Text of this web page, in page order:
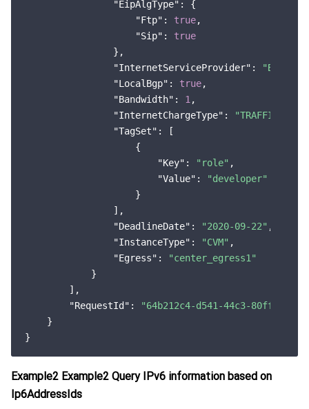
"EipAlgType" : {
"Ftp" : true,
"Sip" : true
                },
"InternetServiceProvider" : "BGP"
"LocalBgp" : true,
"Bandwidth" : 1 ,
"InternetChargeType" :
"TagSet" : [
                    {
"Key" : "role" ,
"Value" :
"developer"
                    }
                ],
"DeadlineDate" : "2020-09-22" ,
"InstanceType" : "CVM" ,
"Egress" :
"center_egress1"
            }
        ],
"RequestId" :
"64b212c4-d541-44c3-80ff-
    }
Example2 Example2 Query IPv6 information based on
Ip6AddressIds